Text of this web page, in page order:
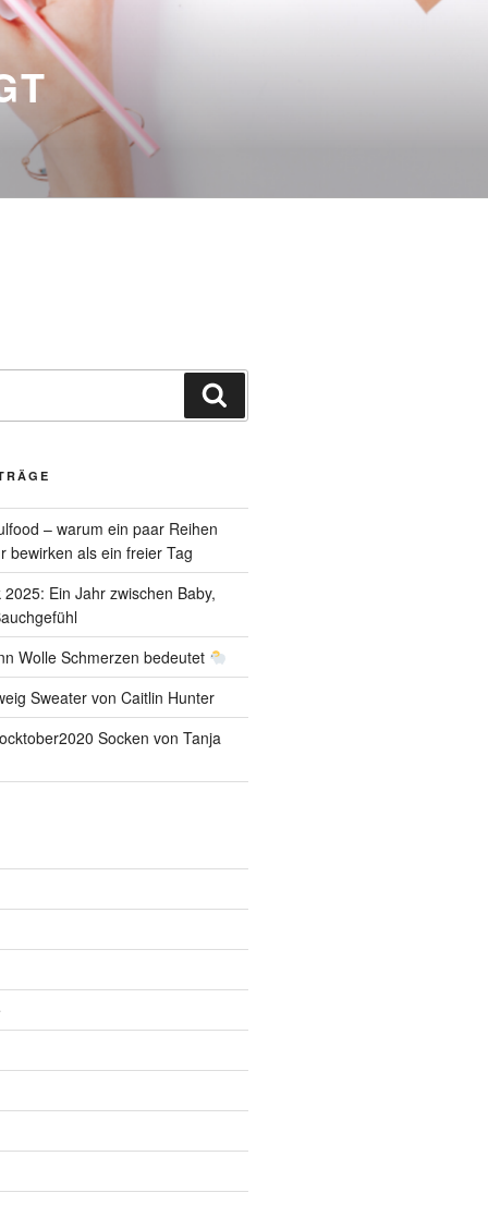
– warum ein paar Reihen
bewirken als ein freier Tag
Ein Jahr zwischen Baby,
Wolle Schmerzen bedeutet
Sweater von Caitlin Hunter
Socken von Tanja